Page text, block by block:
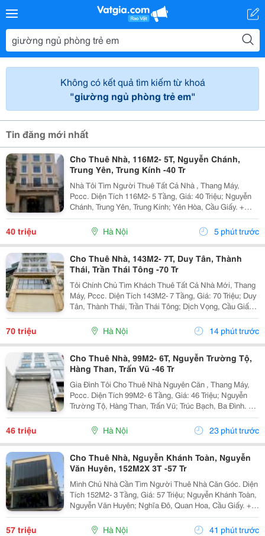
Không có kết quả tìm kiếm từ khoá
"giường ngủ phòng trẻ em"
Tin đăng mới nhất
Cho Thuê Nhà, 116M2- 5T, Nguyễn Chánh,
Trung Yên, Trung Kính -40 Tr
Nhà Tôi Tìm Người Thuê Tất Cả Nhà , Thang Máy,
Pccc. Diện Tích 116M2- 5 Tầng, Giá: 40 Triệu; Nguyễn
Chánh, Trung Yên, Trung Kính; Yên Hòa, Cầu Giấy. +
Liên Hệ Trực Tiếp Chủ Nhà: 0945471581 + Vỉa Hè Lớn,
Mặt Tiền Rộng,Thoáng. + Vị Trí Gần Ngay Ngã...
40 triệu Hà Nội 5 phút trước
Cho Thuê Nhà, 143M2- 7T, Duy Tân, Thành
Thái, Trần Thái Tông -70 Tr
Tôi Chính Chủ Tìm Khách Thuê Tất Cả Nhà Mới, Thang
Máy, Pccc. Diện Tích 143M2- 7 Tầng, Giá: 70 Triệu; Duy
Tân, Thành Thái, Trần Thái Tông; Dịch Vọng, Cầu Giấy.
+ Liên Hệ Trực Tiếp Chủ Nhà: 0988289962 + Vỉa Hè
Lớn, Mặt Tiền Rộng,Thoáng. + Vị Trí Gần...
70 triệu Hà Nội 14 phút trước
Cho Thuê Nhà, 99M2- 6T, Nguyễn Trường Tộ,
Hàng Than, Trấn Vũ -46 Tr
Gia Đình Tôi Cho Thuê Nhà Nguyên Căn , Thang Máy,
Pccc. Diện Tích 99M2- 6 Tầng, Giá: 46 Triệu; Nguyễn
Trường Tộ, Hàng Than, Trấn Vũ; Trúc Bạch, Ba Đình. +
Liên Hệ Trực Tiếp Chủ Nhà: 0942854881 + Vỉa Hè Lớn,
Mặt Tiền Rộng,Thoáng. + Vị Trí Gần Ngay...
46 triệu Hà Nội 23 phút trước
Cho Thuê Nhà, Nguyễn Khánh Toàn, Nguyễn
Văn Huyên, 152M2X 3T -57 Tr
Mình Chủ Nhà Cần Tìm Người Thuê Nhà Căn Góc. Diện
Tích 152M2- 3 Tầng, Giá: 57 Triệu; Nguyễn Khánh Toàn,
Nguyễn Văn Huyên; Nghĩa Đô, Quan Hoa, Cầu Giấy. +
Liên Hệ Trực Tiếp Chủ Nhà: 0946507497 + Vỉa Hè Lớn,
Mặt Tiền Rộng,Thoáng. + Vị Trí Gần Ngay Ngã...
57 triệu Hà Nội 41 phút trước